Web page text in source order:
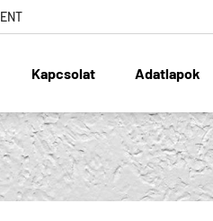
Kapcsolat Adatlapok